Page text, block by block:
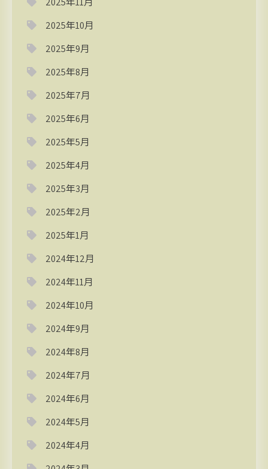
2025年10月
2025年9月
2025年8月
2025年7月
2025年6月
2025年5月
2025年4月
2025年3月
2025年2月
2025年1月
2024年12月
2024年11月
2024年10月
2024年9月
2024年8月
2024年7月
2024年6月
2024年5月
2024年4月